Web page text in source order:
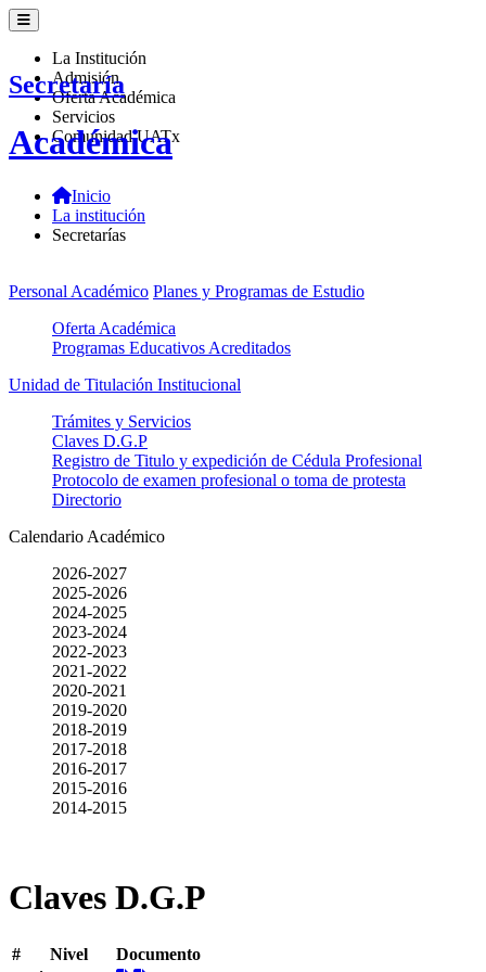
La Institución
Admisión
Oferta Académica
Servicios
Comunidad UATx
Secretaría
Académica
Inicio
La institución
Secretarías
Personal Académico Planes y Programas de Estudio
Oferta Académica
Programas Educativos Acreditados
Unidad de Titulación Institucional
Trámites y Servicios
Claves D.G.P
Registro de Titulo y expedición de Cédula Profesional
Protocolo de examen profesional o toma de protesta
Directorio
Calendario Académico
2026-2027
2025-2026
2024-2025
2023-2024
2022-2023
2021-2022
2020-2021
2019-2020
2018-2019
2017-2018
2016-2017
2015-2016
2014-2015
Claves D.G.P
# Nivel
Documento